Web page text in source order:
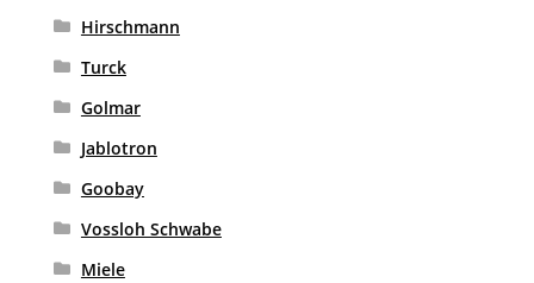
Hirschmann
Turck
Golmar
Jablotron
Goobay
Vossloh Schwabe
Miele